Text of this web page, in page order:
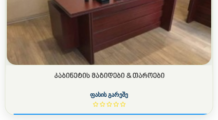
ᲙᲐᲑᲘᲜᲔᲢᲘᲡ ᲛᲐᲒᲘᲓᲔᲑᲘ & ᲗᲐᲠᲝᲔᲑᲘ
ფასის გარეშე